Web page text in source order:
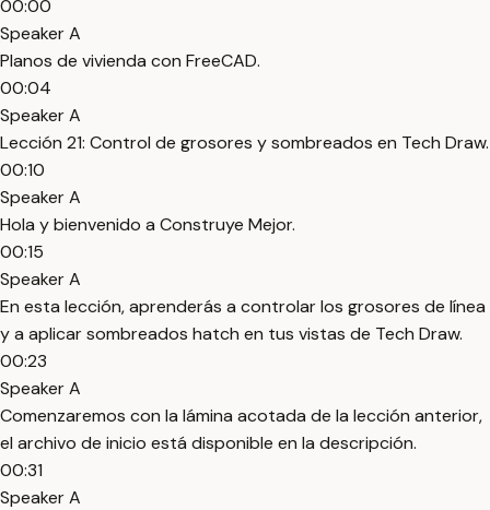
00:00
Speaker A
Planos de vivienda con FreeCAD.
00:04
Speaker A
Lección 21: Control de grosores y sombreados en Tech Draw.
00:10
Speaker A
Hola y bienvenido a Construye Mejor.
00:15
Speaker A
En esta lección, aprenderás a controlar los grosores de línea
y a aplicar sombreados hatch en tus vistas de Tech Draw.
00:23
Speaker A
Comenzaremos con la lámina acotada de la lección anterior,
el archivo de inicio está disponible en la descripción.
00:31
Speaker A